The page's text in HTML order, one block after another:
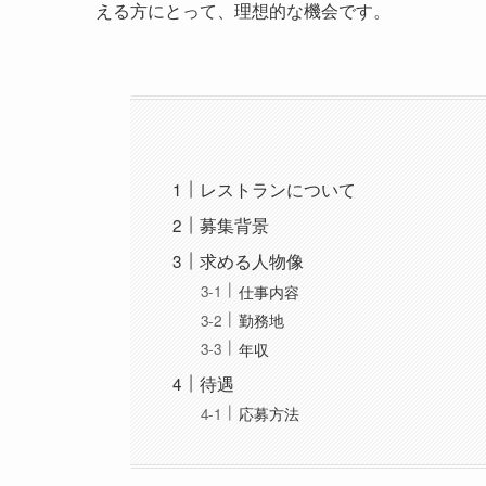
える方にとって、理想的な機会です。
レストランについて
募集背景
求める人物像
仕事内容
勤務地
年収
待遇
応募方法